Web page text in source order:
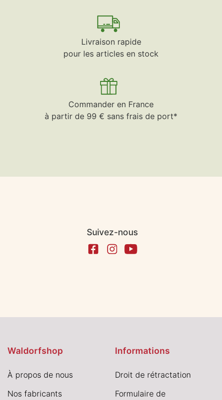
Livraison rapide
pour les articles en stock
Commander en France
à partir de 99 € sans frais de port*
Suivez-nous
Waldorfshop
À propos de nous
Nos fabricants
Informations
Droit de rétractation
Formulaire de